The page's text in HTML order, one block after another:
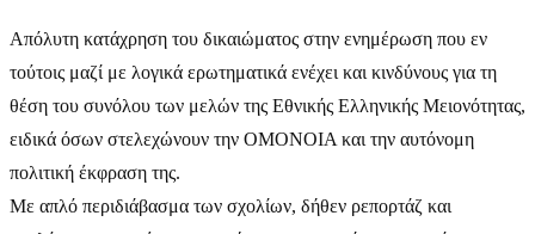
Απόλυτη κατάχρηση του δικαιώματος στην ενημέρωση που εν
τούτοις μαζί με λογικά ερωτηματικά ενέχει και κινδύνους για τη
θέση του συνόλου των μελών της Εθνικής Ελληνικής Μειονότητας,
ειδικά όσων στελεχώνουν την ΟΜΟΝΟΙΑ και την αυτόνομη
πολιτική έκφραση της.
Με απλό περιδιάβασμα των σχολίων, δήθεν ρεπορτάζ και